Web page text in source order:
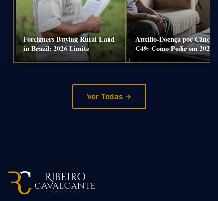
Foreigners Buying Rural Land
in Brazil: 2026 Limits
Auxílio-Doença por
C49: Como Pedir em 2026
Ver Todas →